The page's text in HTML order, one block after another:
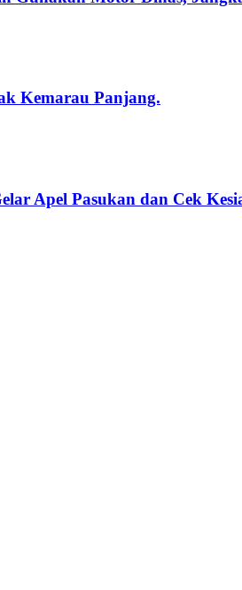
Kemarau Panjang.
Apel Pasukan dan Cek